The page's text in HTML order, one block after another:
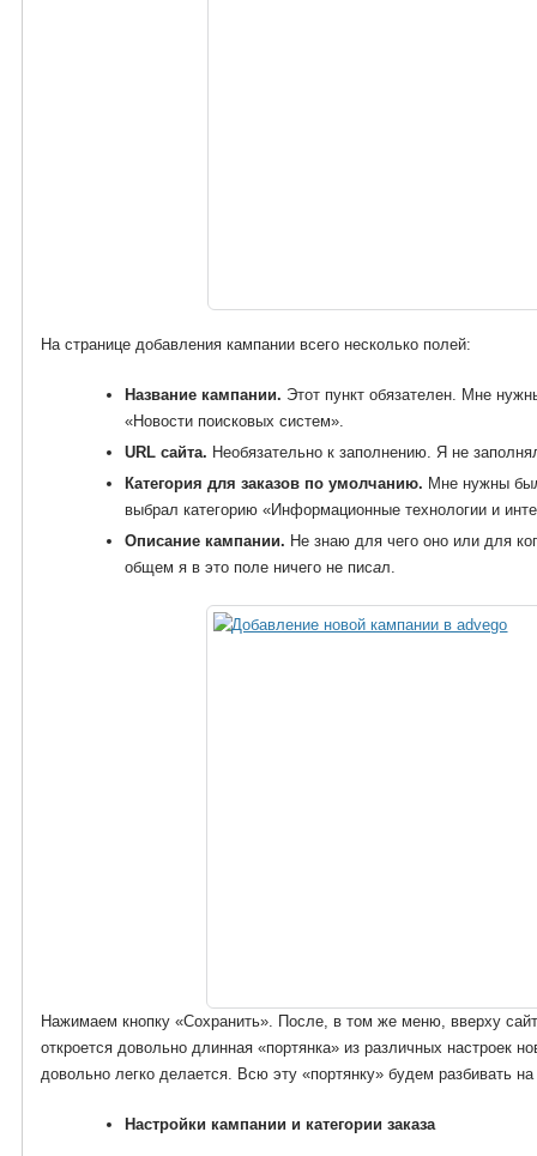
На странице добавления кампании всего несколько полей:
Название кампании. Этот пункт обязателен. Мне
«Новости поисковых систем».
URL сайта. Необязательно к заполнению. Я не
Категория для заказов по умолчанию. Мне нужны
выбрал категорию «Информационные технологии и
Описание кампании. Не знаю для чего оно или для
общем я в это поле ничего не писал.
Нажимаем кнопку «Сохранить». После, в том же меню, вверху
откроется довольно длинная «портянка» из различных настроек
довольно легко делается. Всю эту «портянку» будем разбивать
Настройки кампании и категории заказа